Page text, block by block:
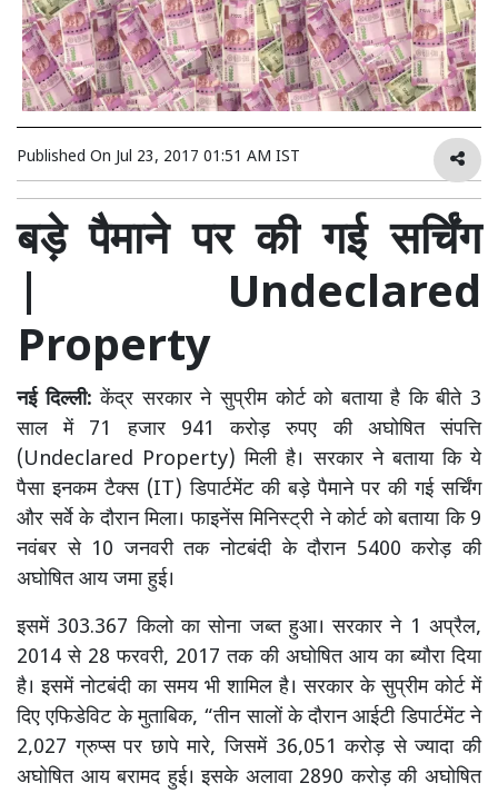
Published On Jul 23, 2017 01:51 AM IST
बड़े पैमाने पर की गई सर्चिंग
| Undeclared
Property
नई दिल्ली: केंद्र सरकार ने सुप्रीम कोर्ट को बताया है कि बीते 3
साल में 71 हजार 941 करोड़ रुपए की अघोषित संपत्ति
(Undeclared Property) मिली है। सरकार ने बताया कि ये
पैसा इनकम टैक्स (IT) डिपार्टमेंट की बड़े पैमाने पर की गई सर्चिंग
और सर्वे के दौरान मिला। फाइनेंस मिनिस्ट्री ने कोर्ट को बताया कि 9
नवंबर से 10 जनवरी तक नोटबंदी के दौरान 5400 करोड़ की
अघोषित आय जमा हुई।
इसमें 303.367 किलो का सोना जब्त हुआ। सरकार ने 1 अप्रैल,
2014 से 28 फरवरी, 2017 तक की अघोषित आय का ब्यौरा दिया
है। इसमें नोटबंदी का समय भी शामिल है। सरकार के सुप्रीम कोर्ट में
दिए एफिडेविट के मुताबिक, “तीन सालों के दौरान आईटी डिपार्टमेंट ने
2,027 ग्रुप्स पर छापे मारे, जिसमें 36,051 करोड़ से ज्यादा की
अघोषित आय बरामद हुई। इसके अलावा 2890 करोड़ की अघोषित